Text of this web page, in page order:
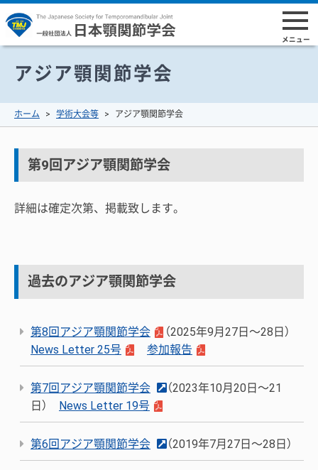
アジア顎関節学会
ホーム 学術大会等 アジア顎関節学会
第9回アジア顎関節学会
詳細は確定次第、掲載致します。
過去のアジア顎関節学会
第8回アジア顎関節学会
（2025年9月27日～28日）
News Letter 25号
参加報告
第7回アジア顎関節学会
（2023年10月20日～21
日）
News Letter 19号
第6回アジア顎関節学会 （2019年7月27日～28日）